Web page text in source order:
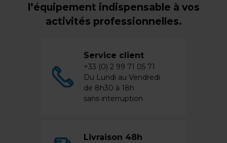
l’équipement indispensable à vos
activités professionnelles.
Service client
+33 (0) 2 99 71 05 71
Du Lundi au Vendredi
de 8h30 à 18h
sans interruption
Livraison 48h